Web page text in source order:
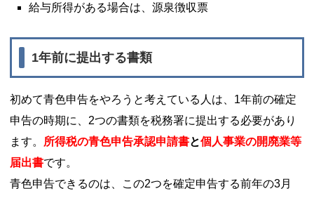
給与所得がある場合は、源泉徴収票
1年前に提出する書類
初めて青色申告をやろうと考えている人は、1年前の確定
申告の時期に、2つの書類を税務署に提出する必要があり
ます。 所得税の青色申告承認申請書と個人事業の開廃業等
届出書です。
青色申告できるのは、この2つを確定申告する前年の3月